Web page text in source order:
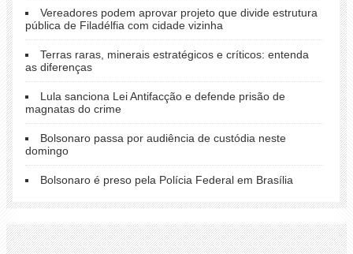
Vereadores podem aprovar projeto que divide estrutura
pública de Filadélfia com cidade vizinha
Terras raras, minerais estratégicos e críticos: entenda
as diferenças
Lula sanciona Lei Antifacção e defende prisão de
magnatas do crime
Bolsonaro passa por audiência de custódia neste
domingo
Bolsonaro é preso pela Polícia Federal em Brasília